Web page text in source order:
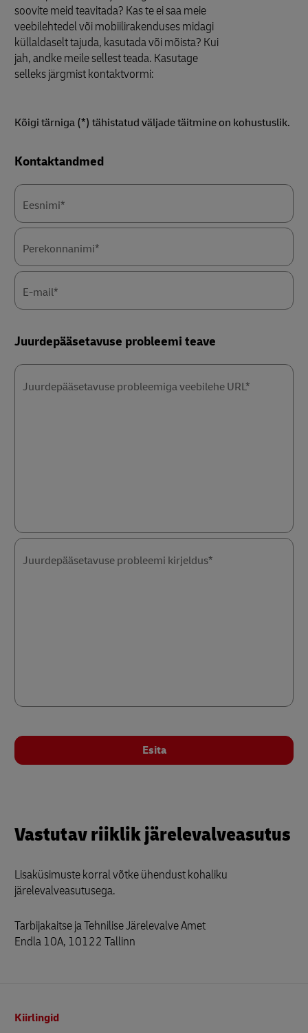
soovite meid teavitada? Kas te ei saa meie
veebilehtedel või mobiilirakenduses midagi
küllaldaselt tajuda, kasutada või mõista? Kui
jah, andke meile sellest teada. Kasutage
selleks järgmist kontaktvormi:
Kõigi tärniga (*) tähistatud väljade täitmine on kohustuslik.
Kontaktandmed
Eesnimi*
Perekonnanimi*
E-mail*
Juurdepääsetavuse probleemi teave
Juurdepääsetavuse probleemiga veebilehe URL*
Juurdepääsetavuse probleemi kirjeldus*
Esita
Vastutav riiklik järelevalveasutus
Lisaküsimuste korral võtke ühendust kohaliku
järelevalveasutusega.
Tarbijakaitse ja Tehnilise Järelevalve Amet
Endla 10A, 10122 Tallinn
Kiirlingid